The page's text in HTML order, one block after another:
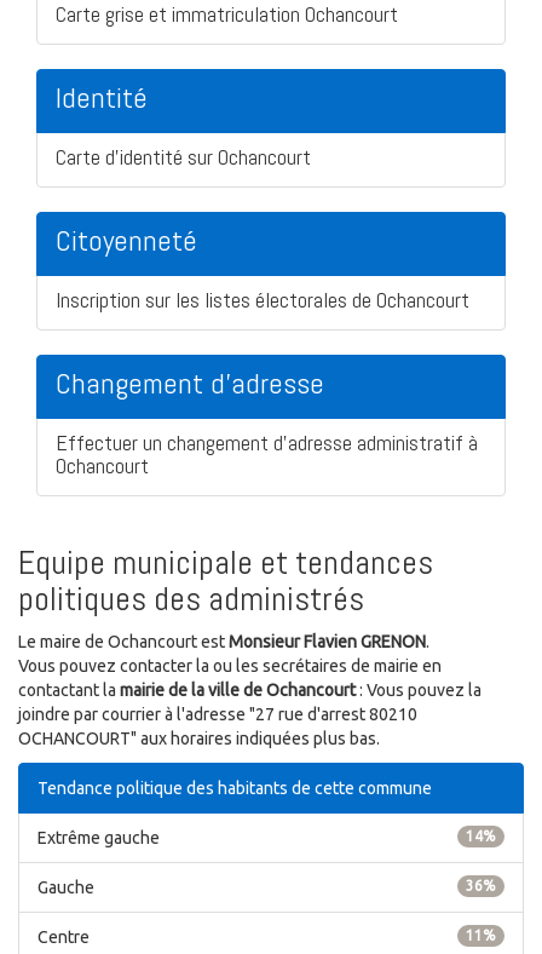
Carte grise et immatriculation Ochancourt
Identité
Carte d'identité sur Ochancourt
Citoyenneté
Inscription sur les listes électorales de Ochancourt
Changement d'adresse
Effectuer un changement d'adresse administratif à
Ochancourt
Equipe municipale et tendances
politiques des administrés
Le maire de Ochancourt estMonsieur Flavien GRENON.
Vous pouvez contacter la ou les secrétaires de mairie en
contactant la mairie de la ville de Ochancourt: Vous pouvez la
joindre par courrier à l'adresse "27 rue d'arrest 80210
OCHANCOURT" aux horaires indiquées plus bas.
Tendance politique des habitants de cette commune
14%
Extrême gauche
36%
Gauche
11%
Centre